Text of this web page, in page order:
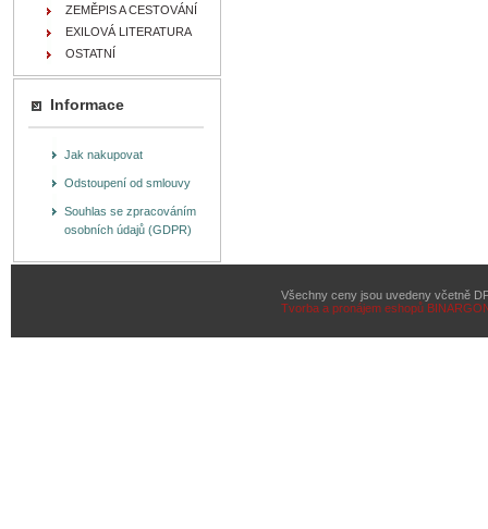
ZEMĚPIS A CESTOVÁNÍ
EXILOVÁ LITERATURA
OSTATNÍ
Informace
Jak nakupovat
Odstoupení od smlouvy
Souhlas se zpracováním
osobních údajů (GDPR)
Všechny ceny jsou uvedeny včetně
Tvorba a pronájem eshopů